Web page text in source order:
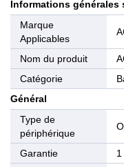
Informations générales
Marque
Applicables
Nom du produit
Catégorie
Général
Type de
périphérique
Garantie